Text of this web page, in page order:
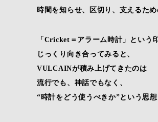
時間を知らせ、区切り、支えるた
「Cricket＝アラーム時計」という
じっくり向き合ってみると、
VULCAINが積み上げてきたのは
流行でも、神話でもなく、
“時計をどう使うべきか”という思